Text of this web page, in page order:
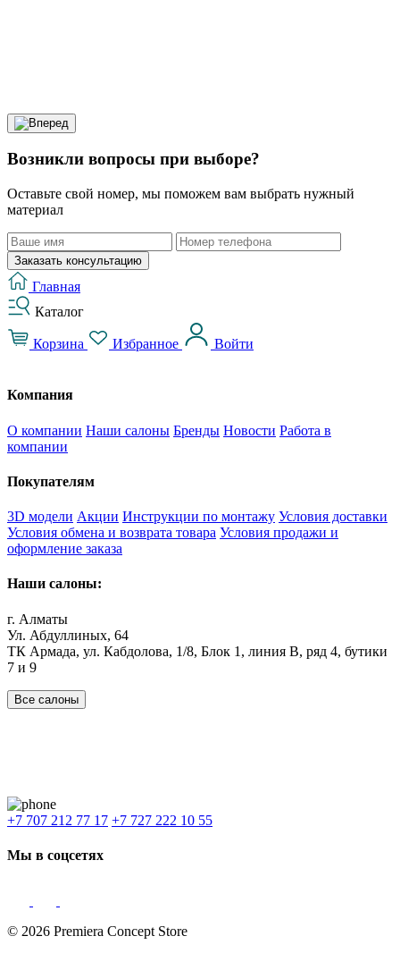
Возникли вопросы при выборе?
Оставьте свой номер, мы поможем вам выбрать нужный
материал
Заказать консультацию
Главная
Каталог
Корзина Избранное Войти
Компания
О компании Наши салоны Бренды Новости Работа в
компании
Покупателям
3D модели Акции Инструкции по монтажу Условия доставки
Условия обмена и возврата товара Условия продажи и
оформление заказа
Наши салоны:
г. Алматы
Ул. Абдуллиных, 64
ТК Армада, ул. Кабдолова, 1/8, Блок 1, линия В, ряд 4, бутики
7 и 9
Все салоны
+7 707 212 77 17 +7 727 222 10 55
Мы в соцсетях
© 2026 Premiera Concept Store